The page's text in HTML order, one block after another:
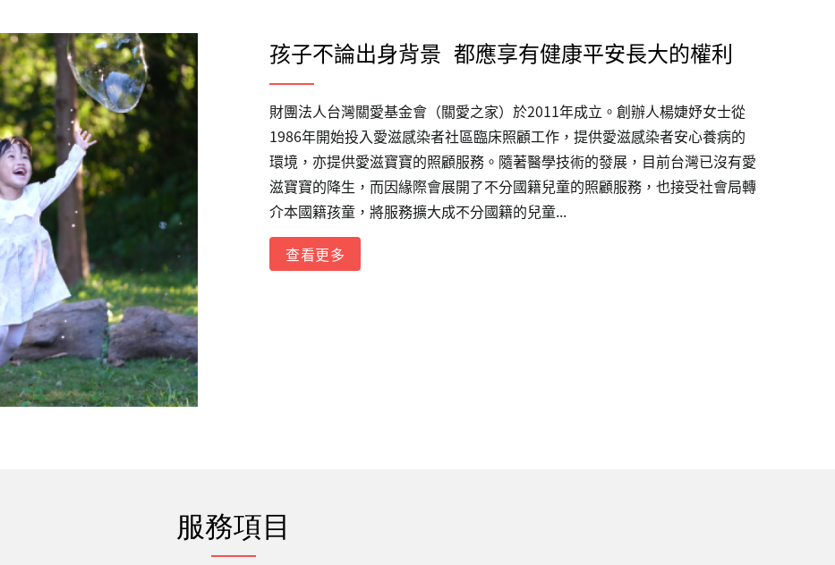
孩子不論出身背景 都應享有健康平安長大的權利
財團法人台灣關愛基金會（關愛之家）於2011年成立。創辦人楊婕妤女士從
1986年開始投入愛滋感染者社區臨床照顧工作，提供愛滋感染者安心養病的
環境，亦提供愛滋寶寶的照顧服務。隨著醫學技術的發展，目前台灣已沒有愛
滋寶寶的降生，而因緣際會展開了不分國籍兒童的照顧服務，也接受社會局轉
介本國籍孩童，將服務擴大成不分國籍的兒童...
查看更多
服務項目